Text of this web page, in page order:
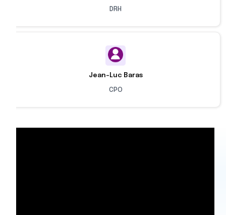
DRH
Jean-Luc Baras
CPO